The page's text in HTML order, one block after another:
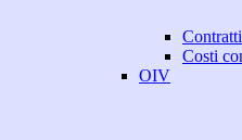
Costi
OIV